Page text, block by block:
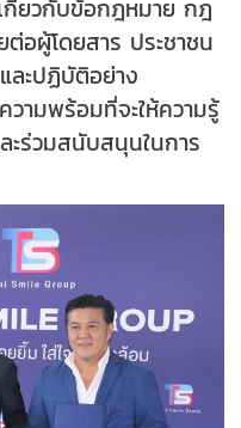
กี่ยวกับข้อกฎหมาย กฎ
อผู้โดยสาร ประชาชน
ละปฏิบัติอย่าง
ามพร้อมที่จะให้ความรู้
ะร่วมสนับสนุนในการ